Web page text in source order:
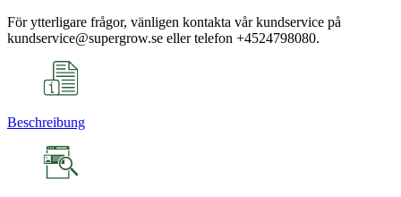
För ytterligare frågor, vänligen kontakta vår kundservice på
kundservice@supergrow.se eller telefon +4524798080.
Beschreibung